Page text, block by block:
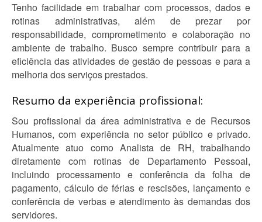
Tenho facilidade em trabalhar com processos, dados e
rotinas administrativas, além de prezar por
responsabilidade, comprometimento e colaboração no
ambiente de trabalho. Busco sempre contribuir para a
eficiência das atividades de gestão de pessoas e para a
melhoria dos serviços prestados.
Resumo da experiência profissional:
Sou profissional da área administrativa e de Recursos
Humanos, com experiência no setor público e privado.
Atualmente atuo como Analista de RH, trabalhando
diretamente com rotinas de Departamento Pessoal,
incluindo processamento e conferência da folha de
pagamento, cálculo de férias e rescisões, lançamento e
conferência de verbas e atendimento às demandas dos
servidores.